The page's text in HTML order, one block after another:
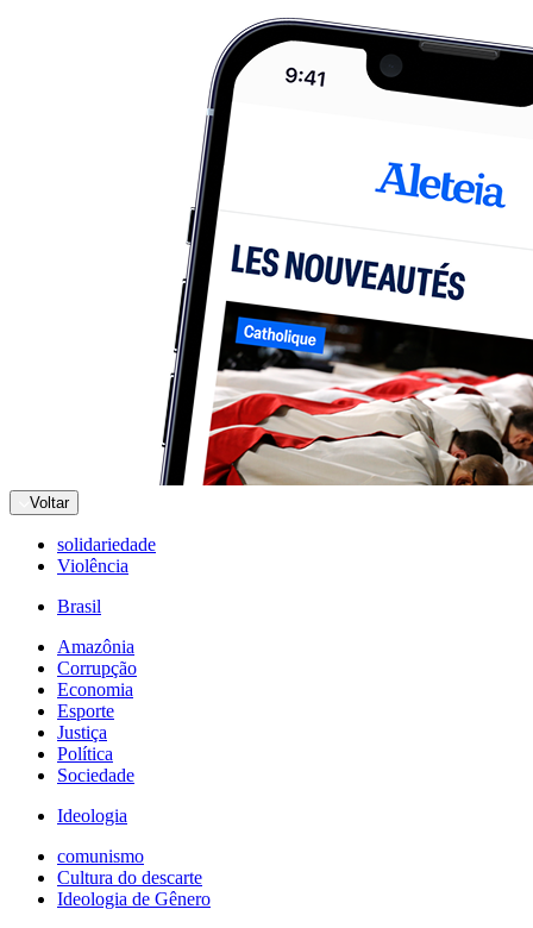
Voltar
solidariedade
Violência
Brasil
Amazônia
Corrupção
Economia
Esporte
Justiça
Política
Sociedade
Ideologia
comunismo
Cultura do descarte
Ideologia de Gênero